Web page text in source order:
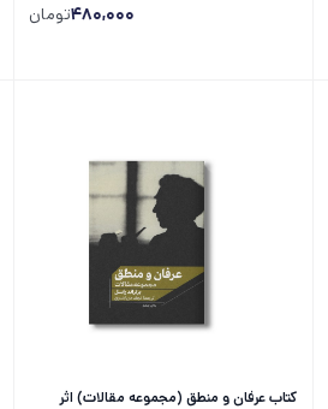
480,000تومان
کتاب عرفان و منطق (مجموعه مقالات) اثر